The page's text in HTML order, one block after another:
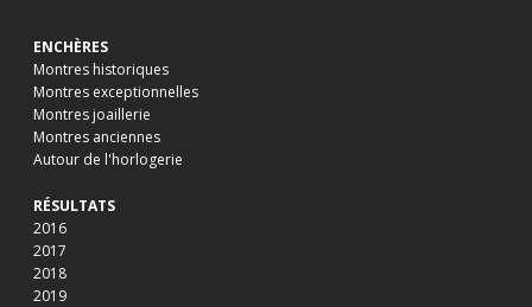
ENCHÈRES
Montres historiques
Montres exceptionnelles
Montres joaillerie
Montres anciennes
Autour de l'horlogerie
RÉSULTATS
2016
2017
2018
2019